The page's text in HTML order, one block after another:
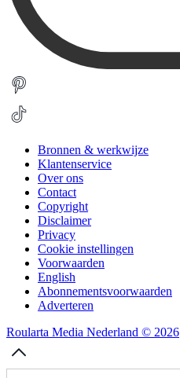
Bronnen & werkwijze
Klantenservice
Over ons
Contact
Copyright
Disclaimer
Privacy
Cookie instellingen
Voorwaarden
English
Abonnementsvoorwaarden
Adverteren
Roularta Media Nederland © 2026